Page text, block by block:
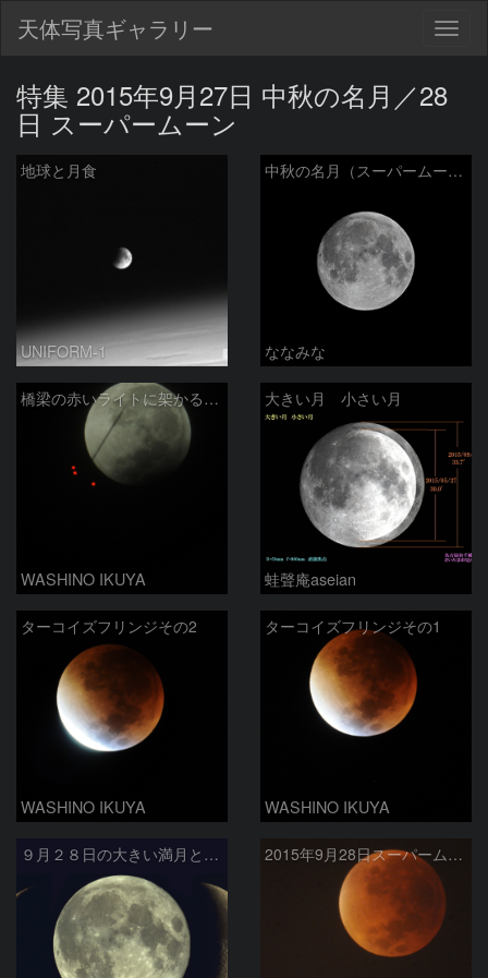
天体写真ギャラリー
特集 2015年9月27日 中秋の名月／28
日 スーパームーン
地球と月食
UNIFORM-1
中秋の名月（スーパームーンの一日前）
ななみな
橋梁の赤いライトに架かる月食終盤の月
WASHINO IKUYA
大きい月 小さい月
蛙聲庵aseian
ターコイズフリンジその2
WASHINO IKUYA
ターコイズフリンジその1
WASHINO IKUYA
９月２８日の大きい満月と前後の細い月 2015年9月28日スーパームーンの皆既月食